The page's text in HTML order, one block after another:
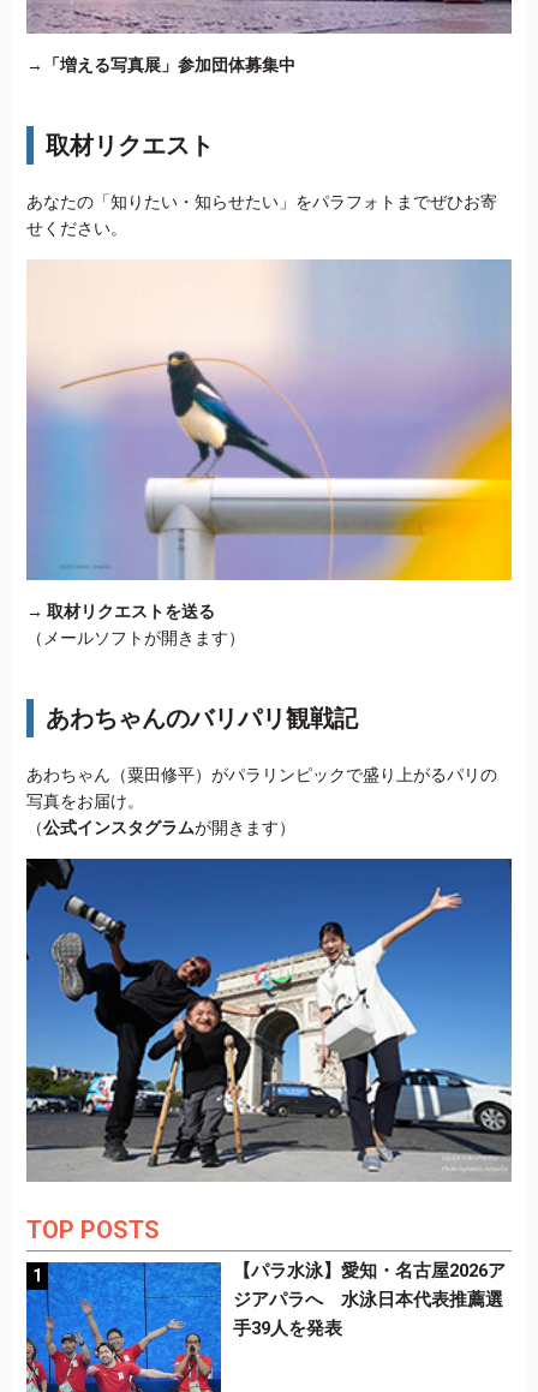
→ 「増える写真展」参加団体募集中
取材リクエスト
あなたの「知りたい・知らせたい」をパラフォトまでぜひお寄
せください。
→ 取材リクエストを送る
（メールソフトが開きます）
あわちゃんのバリパリ観戦記
あわちゃん（粟田修平）がパラリンピックで盛り上がるパリの
写真をお届け。
（公式インスタグラムが開きます）
TOP POSTS
【パラ水泳】愛知・名古屋2026ア
ジアパラへ 水泳日本代表推薦選
手39人を発表